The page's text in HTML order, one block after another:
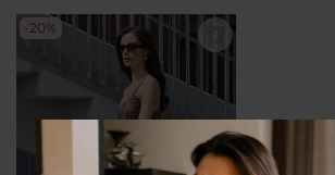
-20%